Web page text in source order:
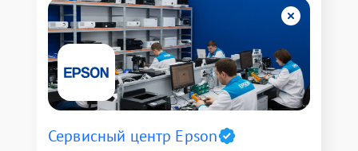
Сервисный центр Epson